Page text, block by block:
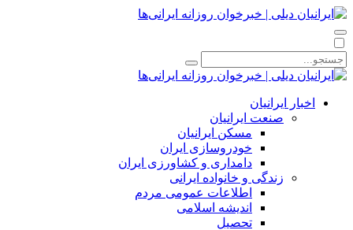
اخبار ایرانیان
صنعت ایرانیان
مسکن ایرانیان
خودروسازی ایران
دامداری و کشاورزی ایران
زندگی و خانواده ایرانی
اطلاعات عمومی مردم
اندیشه اسلامی
تحصیل